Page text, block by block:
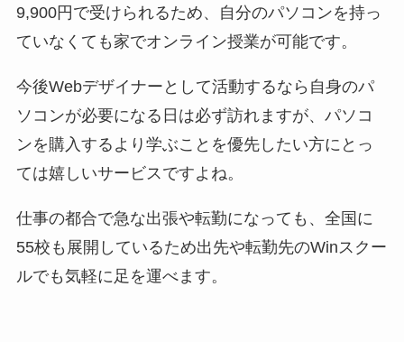
9,900円で受けられるため、自分のパソコンを持っ
ていなくても家でオンライン授業が可能です。
今後Webデザイナーとして活動するなら自身のパ
ソコンが必要になる日は必ず訪れますが、パソコ
ンを購入するより学ぶことを優先したい方にとっ
ては嬉しいサービスですよね。
仕事の都合で急な出張や転勤になっても、全国に
55校も展開しているため出先や転勤先のWinスクー
ルでも気軽に足を運べます。